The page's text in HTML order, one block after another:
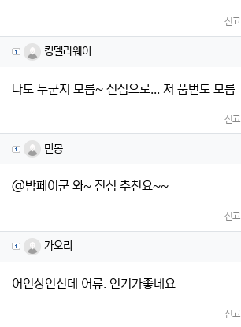
신고
킹델라웨어님의 댓글
킹델라웨어
나도 누군지 모름~ 진심으로... 저 품번도 모름
신고
민몽님의 댓글
민몽
@밤페이군 와~ 진심 추천요~~
신고
가오리님의 댓글
가오리
어인상인신데 어류. 인기가좋네요
신고